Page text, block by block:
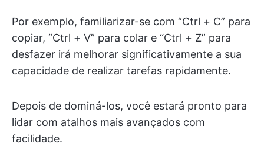
Por exemplo, familiarizar-se com “Ctrl + C” para
copiar, “Ctrl + V” para colar e “Ctrl + Z” para
desfazer irá melhorar significativamente a sua
capacidade de realizar tarefas rapidamente.
Depois de dominá-los, você estará pronto para
lidar com atalhos mais avançados com
facilidade.